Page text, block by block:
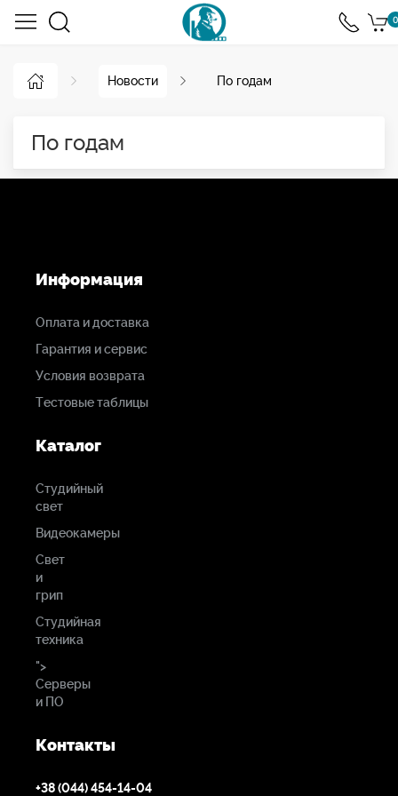
0
Новости По годам
По годам
Информация
Оплата и доставка
Гарантия и сервис
Условия возврата
Тестовые таблицы
Каталог
Студийный
свет
Видеокамеры
Свет
и
грип
Студийная
техника
">
Серверы
и ПО
Контакты
+38 (044) 454-14-04